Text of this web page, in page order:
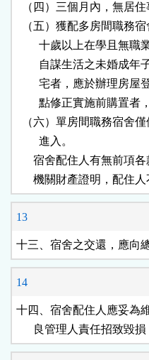
（四）三個月內，無居
（五）獲配多房間職務
十歲以上在學且無
自謀生活之未婚成
宅者，應於辦理房
點修正實施前購置者
（六）單房間職務宿舍
        進入。
宿舍配住人有無前
機關財產證明，配住
13
十三、宿舍之交還，應向
14
十四、宿舍配住人應妥為
良管理人責任招致毀